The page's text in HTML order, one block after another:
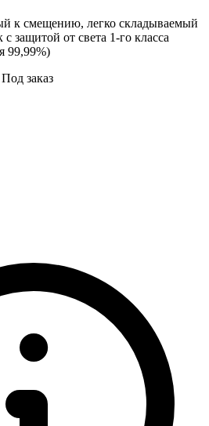
к смещению, легко складываемый
защитой от света 1-го класса
99,99%)
Под заказ